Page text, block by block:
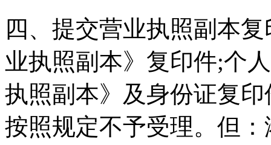
四、提交营业执照副本
业执照副本》复印件;个
执照副本》及身份证复
按照规定不予受理。但